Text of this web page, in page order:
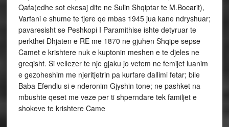
Qafa(edhe sot ekesaj dite ne Sulin Shqiptar te M.Bocarit),
Varfani e shume te tjere qe mbas 1945 jua kane ndryshuar;
pavaresisht se Peshkopi I Paramithise ishte detyruar te
perkthei Dhjaten e RE me 1870 ne gjuhen Shqipe sepse
Camet e krishtere nuk e kuptonin meshen e te djeles ne
greqisht. Si vellezer te nje gjaku jo vetem ne femijet luanim
e gezoheshim me njeritjetrin pa kurfare dallimi fetar; bile
Baba Efendiu si e nderonim Gjyshin tone; ne pashket na
mbushte qeset me veze per ti shperndare tek familjet e
shokeve te krishtere Came